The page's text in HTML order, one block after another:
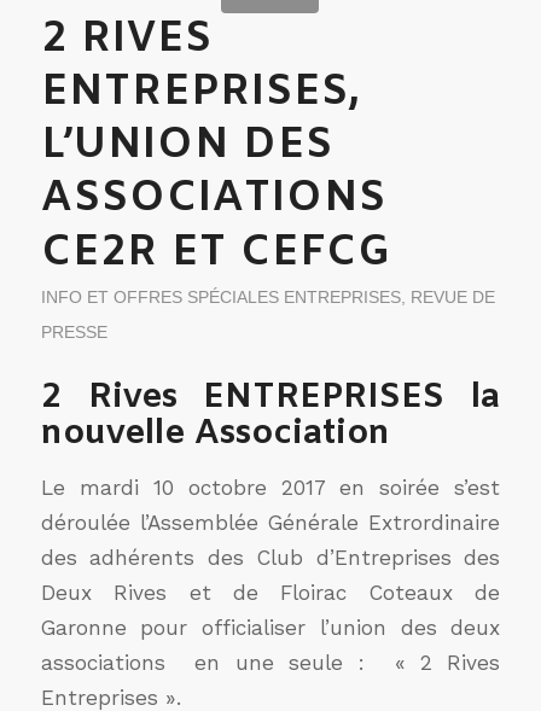
2 RIVES
ENTREPRISES,
L’UNION DES
ASSOCIATIONS
CE2R ET CEFCG
INFO ET OFFRES SPÉCIALES ENTREPRISES, REVUE DE
PRESSE
2 Rives ENTREPRISES la
nouvelle Association
Le mardi 10 octobre 2017 en soirée s’est
déroulée l’Assemblée Générale Extrordinaire
des adhérents des Club d’Entreprises des
Deux Rives et de Floirac Coteaux de
Garonne pour officialiser l’union des deux
associations en une seule : « 2 Rives
Entreprises ».